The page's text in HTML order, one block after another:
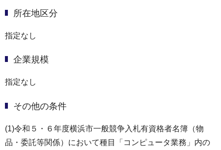
所在地区分
指定なし
企業規模
指定なし
その他の条件
(1)令和５・６年度横浜市一般競争入札有資格者名簿（物
品・委託等関係）において種目「コンピュータ業務」内の